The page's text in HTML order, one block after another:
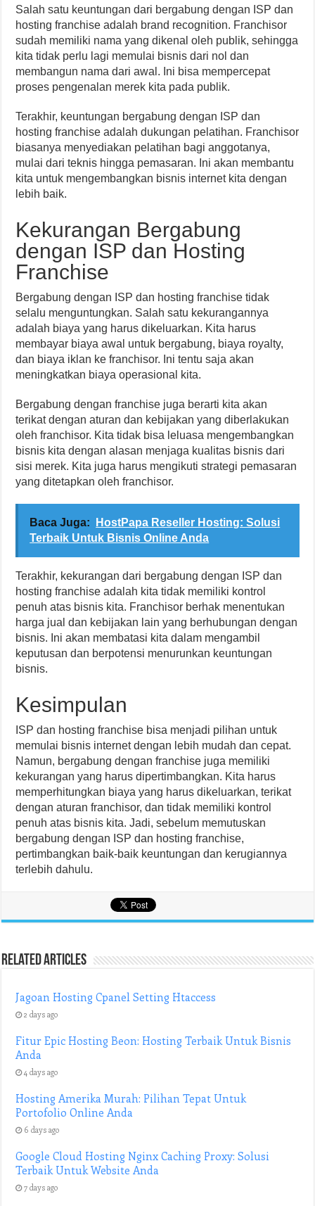
Salah satu keuntungan dari bergabung dengan ISP dan
hosting franchise adalah brand recognition. Franchisor
sudah memiliki nama yang dikenal oleh publik, sehingga
kita tidak perlu lagi memulai bisnis dari nol dan
membangun nama dari awal. Ini bisa mempercepat
proses pengenalan merek kita pada publik.
Terakhir, keuntungan bergabung dengan ISP dan
hosting franchise adalah dukungan pelatihan. Franchisor
biasanya menyediakan pelatihan bagi anggotanya,
mulai dari teknis hingga pemasaran. Ini akan membantu
kita untuk mengembangkan bisnis internet kita dengan
lebih baik.
Kekurangan Bergabung
dengan ISP dan Hosting
Franchise
Bergabung dengan ISP dan hosting franchise tidak
selalu menguntungkan. Salah satu kekurangannya
adalah biaya yang harus dikeluarkan. Kita harus
membayar biaya awal untuk bergabung, biaya royalty,
dan biaya iklan ke franchisor. Ini tentu saja akan
meningkatkan biaya operasional kita.
Bergabung dengan franchise juga berarti kita akan
terikat dengan aturan dan kebijakan yang diberlakukan
oleh franchisor. Kita tidak bisa leluasa mengembangkan
bisnis kita dengan alasan menjaga kualitas bisnis dari
sisi merek. Kita juga harus mengikuti strategi pemasaran
yang ditetapkan oleh franchisor.
Baca Juga:
HostPapa Reseller Hosting: Solusi
Terbaik Untuk Bisnis Online Anda
Terakhir, kekurangan dari bergabung dengan ISP dan
hosting franchise adalah kita tidak memiliki kontrol
penuh atas bisnis kita. Franchisor berhak menentukan
harga jual dan kebijakan lain yang berhubungan dengan
bisnis. Ini akan membatasi kita dalam mengambil
keputusan dan berpotensi menurunkan keuntungan
bisnis.
Kesimpulan
ISP dan hosting franchise bisa menjadi pilihan untuk
memulai bisnis internet dengan lebih mudah dan cepat.
Namun, bergabung dengan franchise juga memiliki
kekurangan yang harus dipertimbangkan. Kita harus
memperhitungkan biaya yang harus dikeluarkan, terikat
dengan aturan franchisor, dan tidak memiliki kontrol
penuh atas bisnis kita. Jadi, sebelum memutuskan
bergabung dengan ISP dan hosting franchise,
pertimbangkan baik-baik keuntungan dan kerugiannya
terlebih dahulu.
Related Articles
Jagoan Hosting Cpanel Setting Htaccess
2 days ago
Fitur Epic Hosting Beon: Hosting Terbaik Untuk Bisnis
Anda
4 days ago
Hosting Amerika Murah: Pilihan Tepat Untuk
Portofolio Online Anda
6 days ago
Google Cloud Hosting Nginx Caching Proxy: Solusi
Terbaik Untuk Website Anda
7 days ago